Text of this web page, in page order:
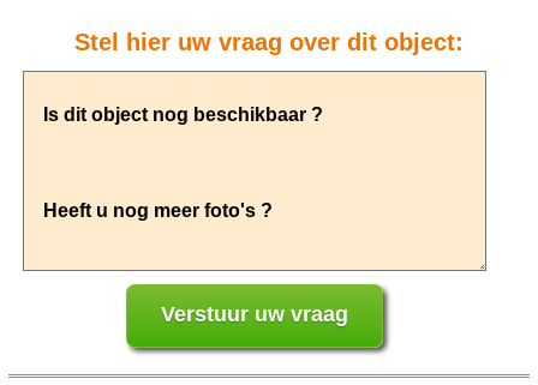
Stel hier uw vraag over dit object: